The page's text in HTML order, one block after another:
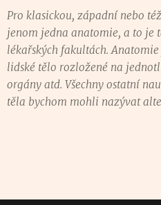
Pro klasickou, západní nebo
jenom jedna anatomie, a to je
lékařských fakultách.
lidské tělo rozložené na
orgány atd. Všechny ostatní
těla bychom mohli nazývat